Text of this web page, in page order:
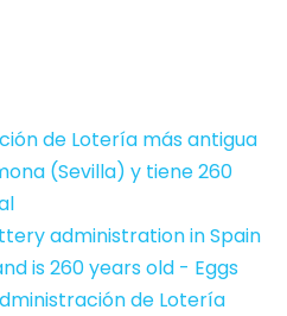
de Lotería más antigua
(Sevilla) y tiene 260
administration in Spain
is 260 years old - Eggs
de Lotería